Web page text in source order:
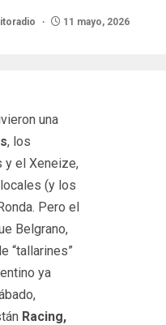
11 mayo, 2026
una
, los
y el Xeneize,
(y los
Pero el
Belgrano,
“tallarines”
ya
Racing,